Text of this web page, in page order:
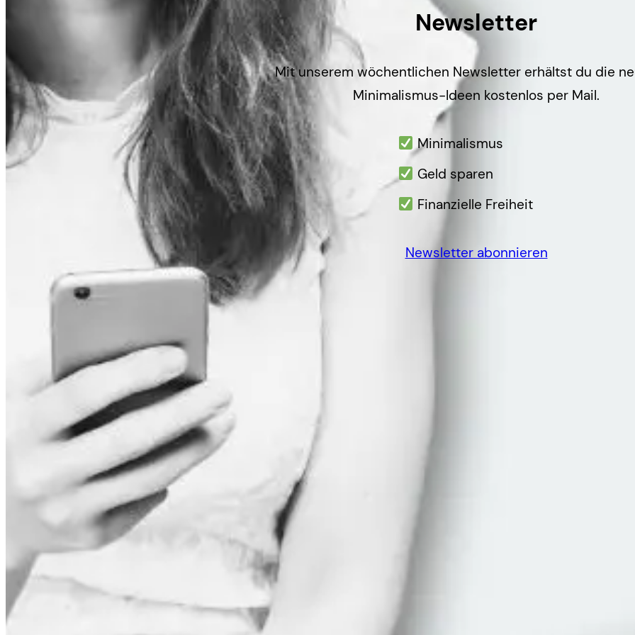
Newsletter
Mit unserem wöchentlichen Newsletter erhältst du die
Minimalismus-Ideen kostenlos per Mail.
Minimalismus
Geld sparen
Finanzielle Freiheit
Newsletter abonnieren